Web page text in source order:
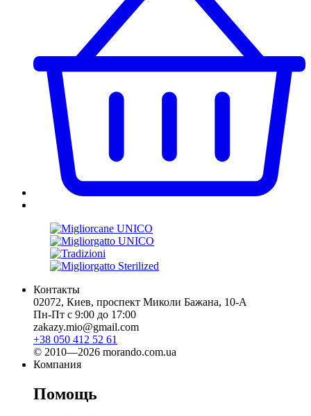
Контакты
02072, Киев, проспект Миколи Бажана, 10-А
Пн-Пт с 9:00 до 17:00
zakazy.mio@gmail.com
+38 050 412 52 61
© 2010—2026 morando.com.ua
Компания
Помощь